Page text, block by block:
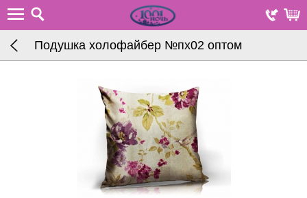
Подушка холофайбер №пх02 оптом